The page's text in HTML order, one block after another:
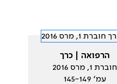
הרפואה | כרך
חוברת 1, מרס 2016
עמ׳ 145-149